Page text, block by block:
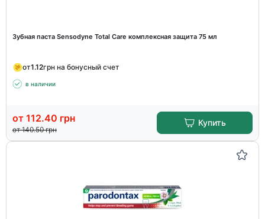
Зубная паста Sensodyne Total Care комплексная защита 75 мл
от1.12грн на бонусный счет
в наличии
от 112.40 грн
от 140.50грн
Купить